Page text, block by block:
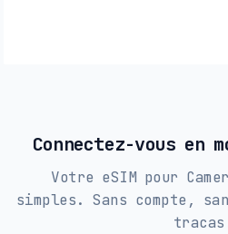
Connectez-vous en
Votre eSIM pour
simples. Sans compte,